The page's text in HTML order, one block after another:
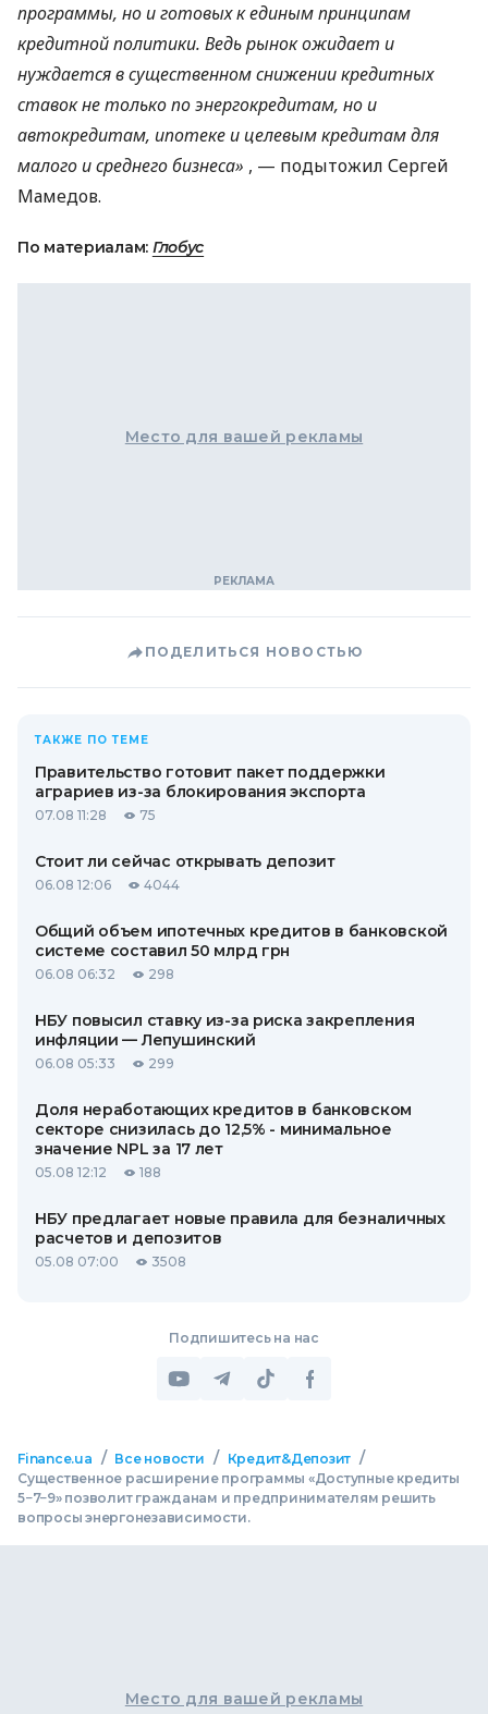
программы, но и готовых к единым принципам
кредитной политики. Ведь рынок ожидает и
нуждается в существенном снижении кредитных
ставок не только по энергокредитам, но и
автокредитам, ипотеке и целевым кредитам для
малого и среднего бизнеса» , — подытожил Сергей
Мамедов.
По материалам: Глобус
Место для вашей рекламы
ПОДЕЛИТЬСЯ НОВОСТЬЮ
ТАКЖЕ ПО ТЕМЕ
Правительство готовит пакет поддержки
аграриев из-за блокирования экспорта
07.08 11:28 75
Стоит ли сейчас открывать депозит
06.08 12:06 4044
Общий объем ипотечных кредитов в банковской
системе составил 50 млрд грн
06.08 06:32 298
НБУ повысил ставку из-за риска закрепления
инфляции — Лепушинский
06.08 05:33 299
Доля неработающих кредитов в банковском
секторе снизилась до 12,5% - минимальное
значение NPL за 17 лет
05.08 12:12 188
НБУ предлагает новые правила для безналичных
расчетов и депозитов
05.08 07:00 3508
Подпишитесь на нас
Finance.ua / Все новости / Кредит&Депозит /
Существенное расширение программы «Доступные кредиты
5−7−9» позволит гражданам и предпринимателям решить
вопросы энергонезависимости.
Место для вашей рекламы